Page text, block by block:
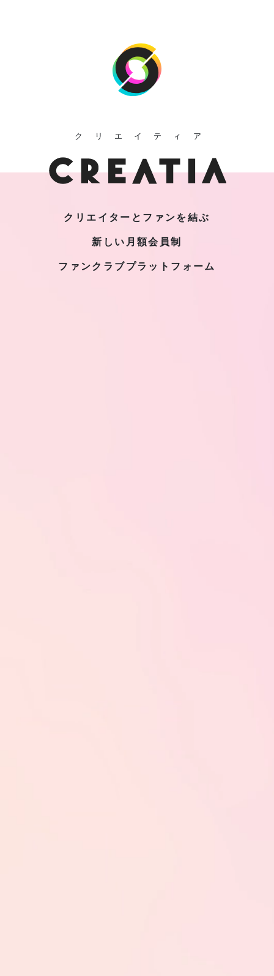
クリエイティア
クリエイターとファンを結ぶ
新しい月額会員制
ファンクラブプラットフォーム